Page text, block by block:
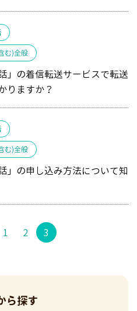
む)全般
」の着信転送サービスで転送
りますか？
む)全般
」の申し込み方法について知
1 2 3
ら探す